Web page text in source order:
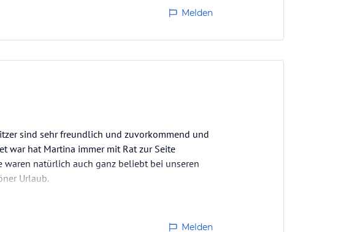
Melden
sind sehr freundlich und zuvorkommend und
war hat Martina immer mit Rat zur Seite
waren natürlich auch ganz beliebt bei unseren
Urlaub.
Melden